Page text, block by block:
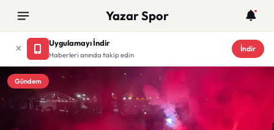
Yazar Spor
Uygulamayı İndir
Haberleri anında takip edin
İndir
Gündem